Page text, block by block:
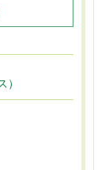
）